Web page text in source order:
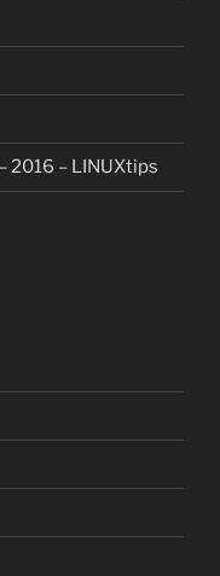
2016 – LINUXtips